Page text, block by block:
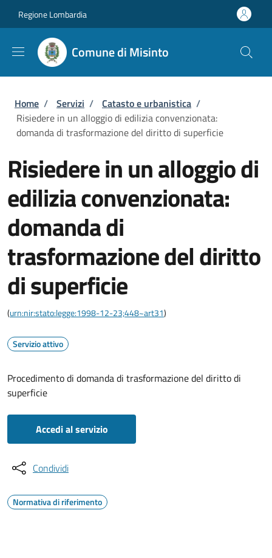
Regione Lombardia
Comune di Misinto
Briciole di pane
Home / Servizi / Catasto e urbanistica /
Risiedere in un alloggio di edilizia convenzionata:
domanda di trasformazione del diritto di superficie
Risiedere in un alloggio di
edilizia convenzionata:
domanda di
trasformazione del diritto
di superficie
(urn:nir:stato:legge:1998-12-23;448~art31)
Servizio attivo
Procedimento di domanda di trasformazione del diritto di
superficie
Accedi al servizio
Condividi
Normativa di riferimento